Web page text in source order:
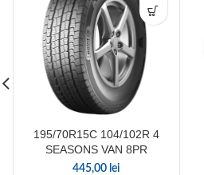
195/70R15C 104/102R 4
SEASONS VAN 8PR
445,00 lei